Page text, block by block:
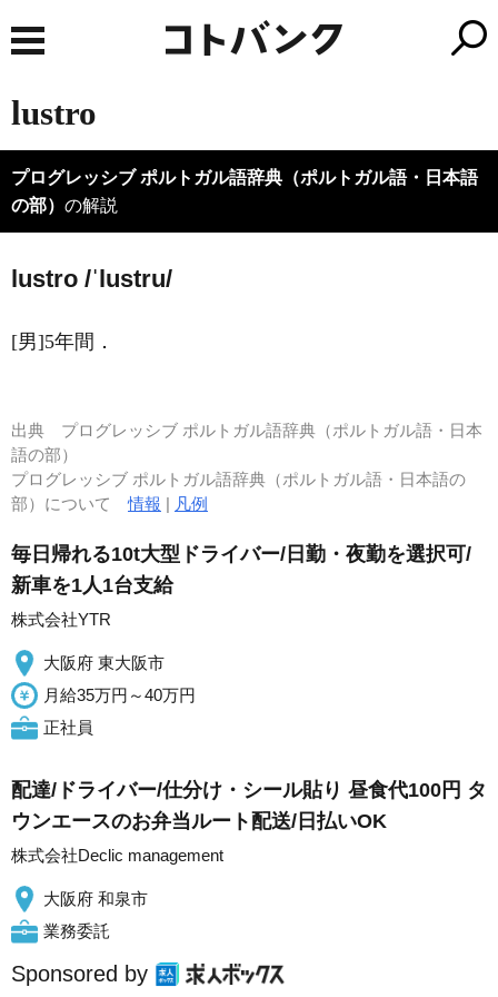
lustro
プログレッシブ ポルトガル語辞典（ポルトガル語・日本語
の部） の解説
lustro /ˈlustru/
[男]5年間．
出典 プログレッシブ ポルトガル語辞典（ポルトガル語・日本
語の部）
プログレッシブ ポルトガル語辞典（ポルトガル語・日本語の
部）について情報 | 凡例
毎日帰れる10t大型ドライバー/日勤・夜勤を選択可/
新車を1人1台支給
株式会社YTR
大阪府 東大阪市
月給35万円～40万円
正社員
配達/ドライバー/仕分け・シール貼り 昼食代100円 タ
ウンエースのお弁当ルート配送/日払いOK
株式会社Declic management
大阪府 和泉市
業務委託
Sponsored by